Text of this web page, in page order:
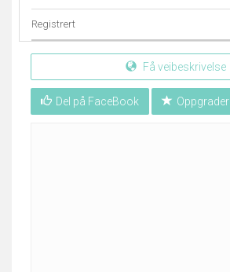
Registrert
Få veibeskrivelse
Del på FaceBook Oppgrader